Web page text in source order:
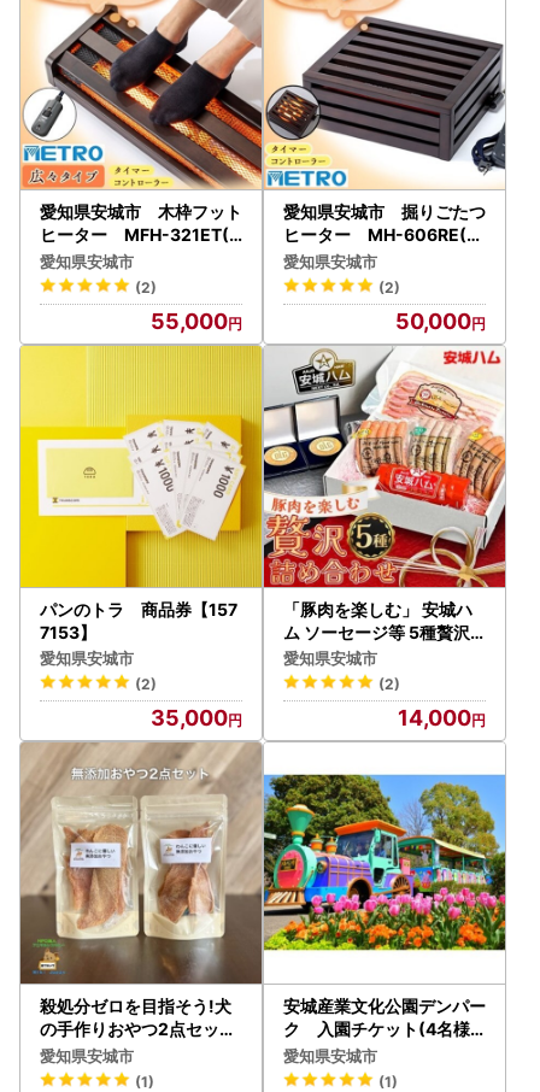
愛知県安城市 木枠フット
ヒーター MFH-321ET(D
A)【1428333】
愛知県安城市
(2)
55,000
愛知県安城市 掘りごたつ
ヒーター MH-606RE(D
B)【1461570】
愛知県安城市
(2)
50,000
パンのトラ 商品券【157
7153】
愛知県安城市
(2)
35,000
「豚肉を楽しむ」 安城ハ
ム ソーセージ等 5種贅沢
詰め合わせ!DJセット デ
ンパークハム工房内製造【
配送不可地域：離島】【1
愛知県安城市
(2)
14,000
殺処分ゼロを目指そう!犬
の手作りおやつ2点セット
【1526017】
愛知県安城市
(1)
安城産業文化公園デンパー
ク 入園チケット(4名様
分)【1116228】
愛知県安城市
(1)